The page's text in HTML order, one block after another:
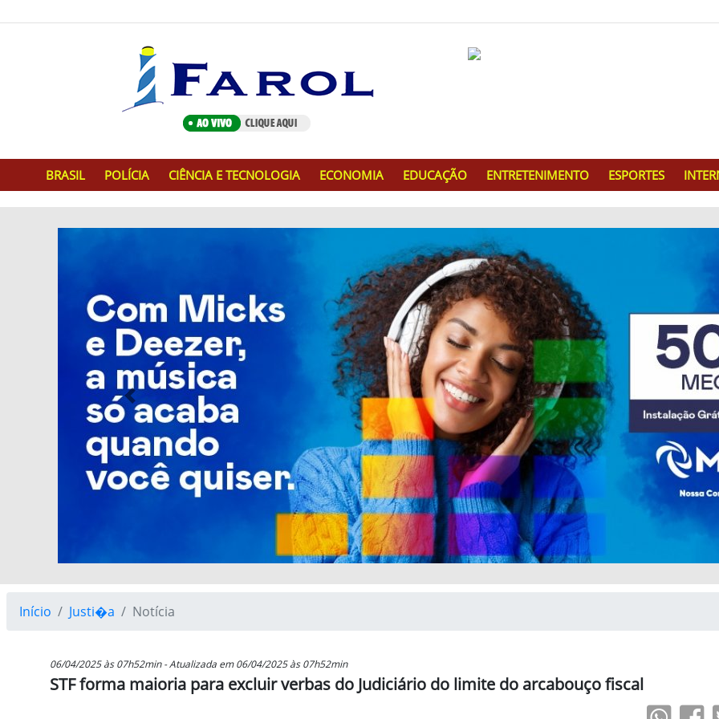
BRASIL POLÍCIA CIÊNCIA E TECNOLOGIA ECONOMIA EDUCAÇÃO ENTRETENIMENTO ESPORTES
Previous
Início Justi�a Notícia
06/04/2025 às 07h52min - Atualizada em 06/04/2025 às 07h52min
STF forma maioria para excluir verbas do Judiciário do limite do arcabouço fiscal